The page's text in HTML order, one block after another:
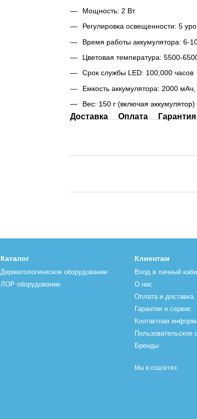
Мощность: 2 Вт
Регулировка освещенности: 5
Время работы аккумулятора: 6-
Цветовая температура: 5500-
Срок службы LED: 100,000 часов
Емкость аккумулятора: 2000 мАч,
Вес: 150 г (включая аккумулятор)
Доставка Оплата Гарантия
Каталог
Дерматологическое оборудование
ЛОР оборудование
Клиентам
Вход в личный
О нас
Оплата и доставка
Гарантия и сервис
Контактная
Пользовательское
Бренды
Мы в соцсетях